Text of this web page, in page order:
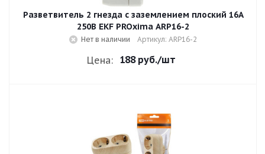
Разветвитель 2 гнезда с заземлением плоский 16A
250B EKF PROxima ARP16-2
Нет в наличии Артикул: ARP16-2
Цена: 188 руб./шт